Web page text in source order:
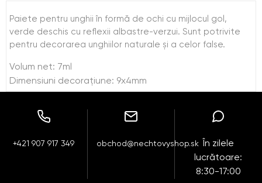
Paiete pentru unghii în formă de ochi cu mijlocul gol,
verde deschis cu reflexii albastre-verzui. Sunt potrivite
pentru decorarea unghiilor naturale şi a celor false.
Volum net: 7ml
Dimensiuni decoraţiune: 9x4mm
+421 907 917 349 obchod@nechtovyshop.sk
În zilele
lucrătoare:
8:30-17:00